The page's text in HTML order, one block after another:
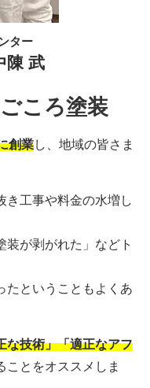
ター
陳 武
ころ塗装
創業し、地域の皆さま
き工事や料金の水増し
装が剥がれた」などト
たということもよくあ
な技術」「適正なアフ
ことをオススメしま